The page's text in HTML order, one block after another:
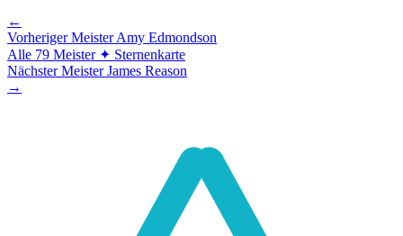
←
Vorheriger Meister Amy Edmondson
Alle 79 Meister ✦ Sternenkarte
Nächster Meister James Reason
→